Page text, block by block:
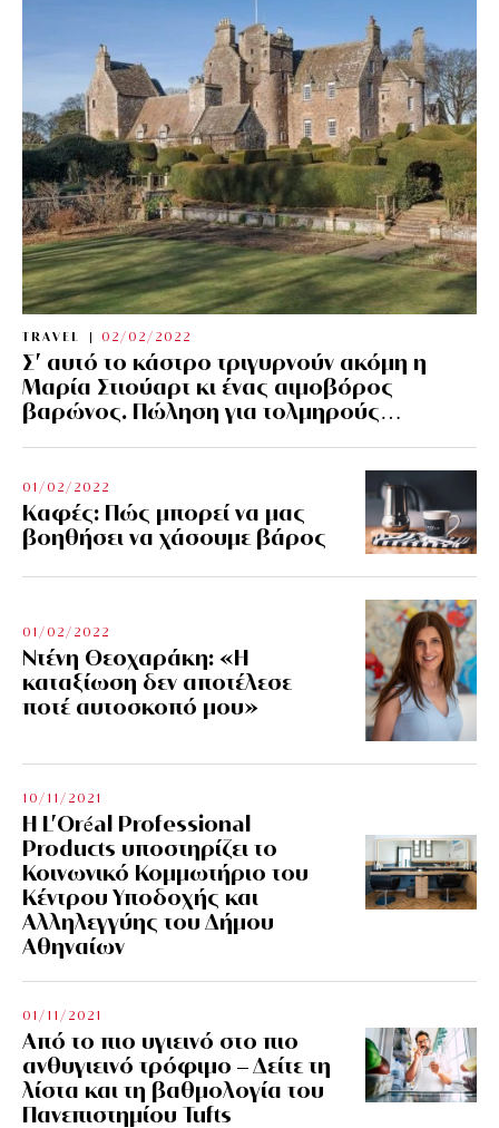
TRAVEL 02/02/2022
Σ’ αυτό το κάστρο τριγυρνούν ακόμη η
Μαρία Στιούαρτ κι ένας αιμοβόρος
βαρώνος. Πώληση για τολμηρούς…
01/02/2022
Kαφές: Πώς μπορεί να μας
βοηθήσει να χάσουμε βάρος
01/02/2022
Ντένη Θεοχαράκη: «Η
καταξίωση δεν αποτέλεσε
ποτέ αυτοσκοπό μου»
10/11/2021
Η L’Οréal Professional
Products υποστηρίζει το
Κοινωνικό Κομμωτήριο του
Κέντρου Υποδοχής και
Αλληλεγγύης του Δήμου
Αθηναίων
01/11/2021
Από το πιο υγιεινό στο πιο
ανθυγιεινό τρόφιμο – Δείτε τη
λίστα και τη βαθμολογία του
Πανεπιστημίου Tufts